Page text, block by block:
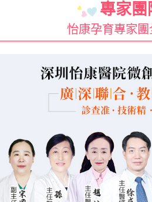
專家團
怡康孕育專家團